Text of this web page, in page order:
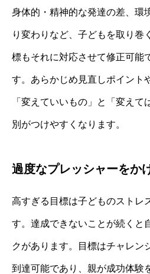
身体的・精神的な発達の差、環
り変わりなど、子どもを取り巻
標もそれに対応させて修正可能
す。あらかじめ見直しポイント
「変えていいもの」と「変えて
別がつけやすくなります。
過度なプレッシャーをか
高すぎる目標は子どものストレ
す。達成できないことが続くと
クがあります。目標はチャレン
到達可能であり、親が成功体験